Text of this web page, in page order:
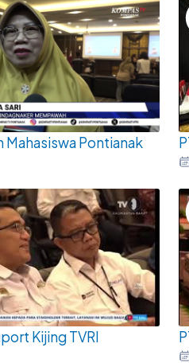
Mahasiswa Pontianak
Kijing TVRI